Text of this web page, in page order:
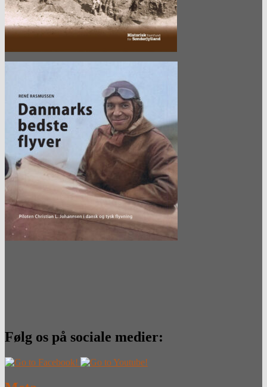
Følg os på sociale medier: